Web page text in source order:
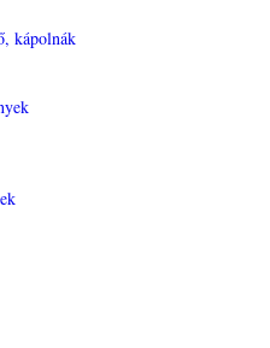
kápolnák